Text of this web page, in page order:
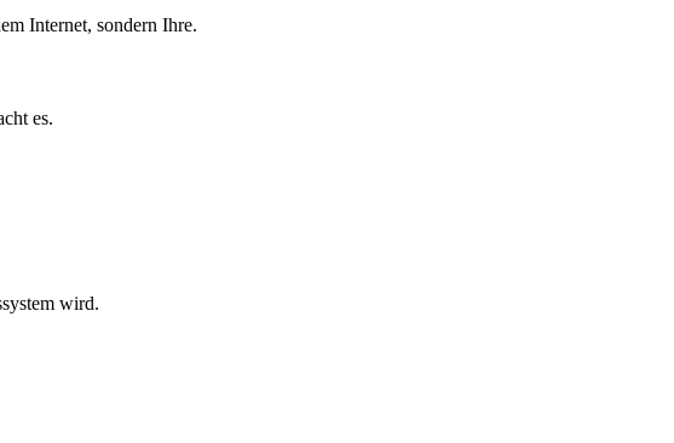
Internet, sondern Ihre.
es.
wird.